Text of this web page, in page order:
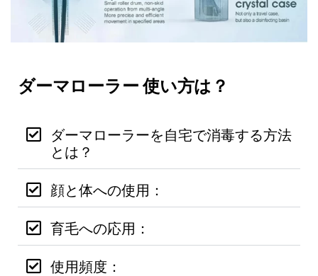
ダーマローラー 使い方は？
ダーマローラーを自宅で消毒する方法
とは？
顔と体への使用：
育毛への応用：
使用頻度：